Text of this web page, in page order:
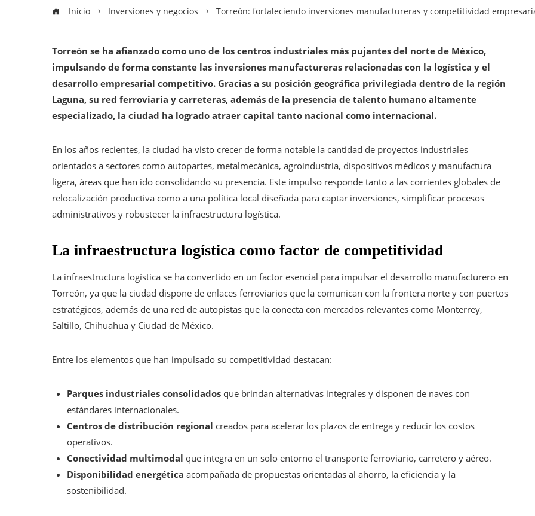
Inicio Inversiones y negocios Torreón: fortaleciendo inversiones manufactureras y competitividad
Torreón se ha afianzado como uno de los centros industriales más pujantes del norte de México,
impulsando de forma constante las inversiones manufactureras relacionadas con la logística y el
desarrollo empresarial competitivo. Gracias a su posición geográfica privilegiada dentro de la región
Laguna, su red ferroviaria y carreteras, además de la presencia de talento humano altamente
especializado, la ciudad ha logrado atraer capital tanto nacional como internacional.
En los años recientes, la ciudad ha visto crecer de forma notable la cantidad de proyectos industriales
orientados a sectores como autopartes, metalmecánica, agroindustria, dispositivos médicos y manufactura
ligera, áreas que han ido consolidando su presencia. Este impulso responde tanto a las corrientes globales de
relocalización productiva como a una política local diseñada para captar inversiones, simplificar procesos
administrativos y robustecer la infraestructura logística.
La infraestructura logística como factor de competitividad
La infraestructura logística se ha convertido en un factor esencial para impulsar el desarrollo manufacturero en
Torreón, ya que la ciudad dispone de enlaces ferroviarios que la comunican con la frontera norte y con puertos
estratégicos, además de una red de autopistas que la conecta con mercados relevantes como Monterrey,
Saltillo, Chihuahua y Ciudad de México.
Entre los elementos que han impulsado su competitividad destacan:
Parques industriales consolidados que brindan alternativas integrales y disponen de naves con
estándares internacionales.
Centros de distribución regional creados para acelerar los plazos de entrega y reducir los costos
operativos.
Conectividad multimodal que integra en un solo entorno el transporte ferroviario, carretero y aéreo.
Disponibilidad energética acompañada de propuestas orientadas al ahorro, la eficiencia y la
sostenibilidad.